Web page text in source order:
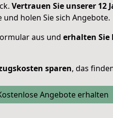
Vertrauen Sie unserer 12
holen Sie sich Angebote.
aus und erhalten Sie
sparen, das
Angebote erhalten